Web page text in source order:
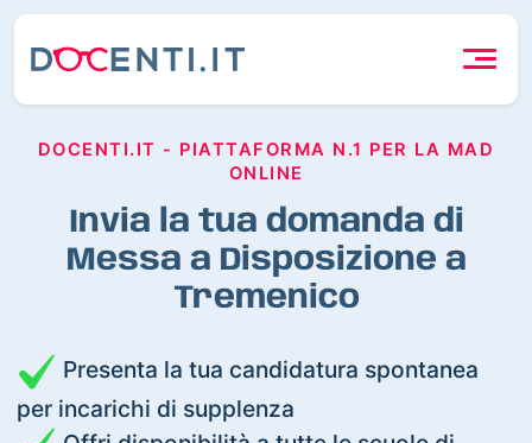
DOCENTI.IT - PIATTAFORMA N.1 PER LA MAD
ONLINE
Invia la tua domanda di
Messa a Disposizione a
Tremenico
Presenta la tua candidatura spontanea
per incarichi di supplenza